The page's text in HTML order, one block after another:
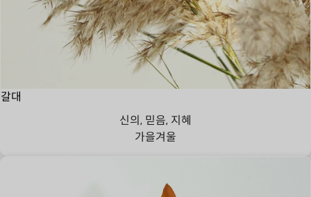
갈대
신의, 믿음, 지혜
가을겨울